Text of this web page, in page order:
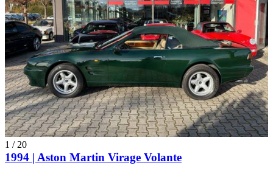
1 /20
1994 | Aston Martin Virage Volante